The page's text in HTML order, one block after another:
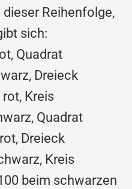
Reihenfolge,
sich:
Quadrat
Dreieck
rot, Kreis
Quadrat
Dreieck
Kreis
beim schwarzen